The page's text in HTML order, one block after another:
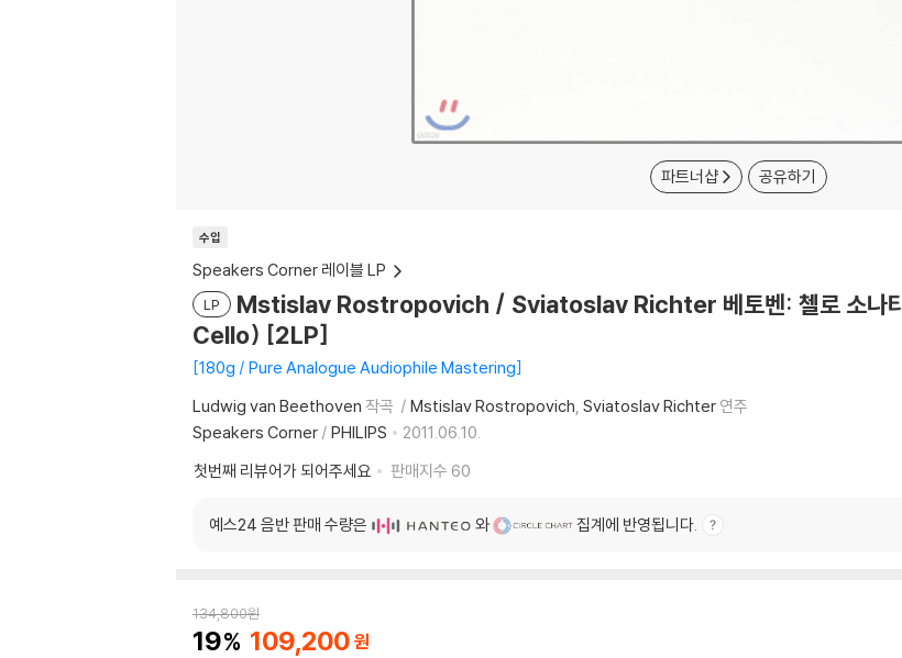
파트너샵 공유하기
수입
Speakers Corner 레이블 LP
LP
Mstislav Rostropovich / Sviatoslav Richter 베토벤: 첼로 소
Cello) [2LP]
180g / Pure Analogue Audiophile Mastering
Ludwig van Beethoven 작곡 Mstislav Rostropovich Sviatoslav Richter 연주
Speakers Corner / PHILIPS
2011.06.10.
첫번째 리뷰어가 되어주세요
판매지수 60
예스24 음반 판매 수량은 와 집계에 반영됩니다.
134,800원
19 109,200